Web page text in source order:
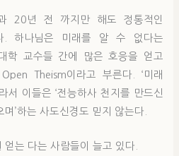
20년 전 까지만 해도 정통적인
. 하나님은 미래를 알 수 없다는
학 교수들 간에 많은 호응을 얻고
Theism이라고 부른다. ‘미래
서 이들은 ‘전능하사 천지를 만드신
’하는 사도신경도 믿지 않는다.
는 다는 사람들이 늘고 있다.